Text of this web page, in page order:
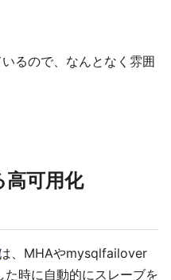
いるので、なんとなく雰囲
可用化
は、MHAやmysqlfailover
時に自動的にスレーブを